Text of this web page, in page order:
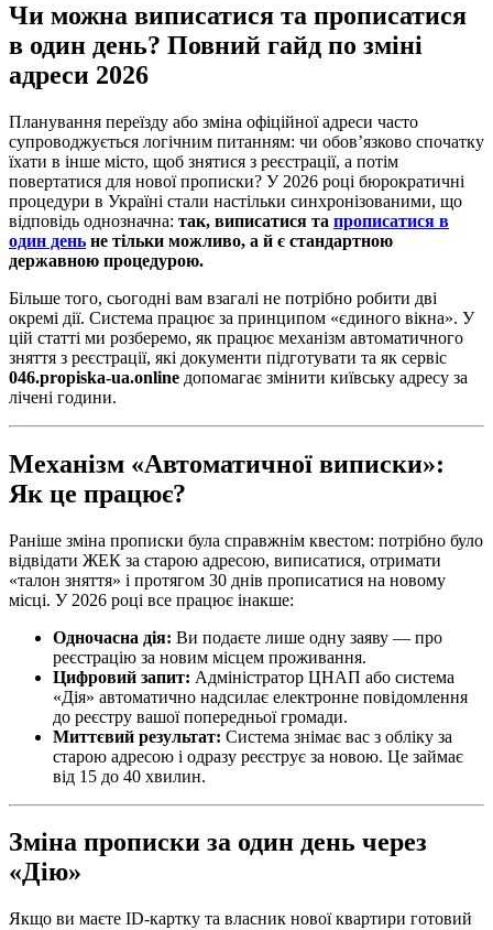
Чи можна виписатися та прописатися
в один день? Повний гайд по зміні
адреси 2026
Планування переїзду або зміна офіційної адреси часто
супроводжується логічним питанням: чи обов’язково спочатку
їхати в інше місто, щоб знятися з реєстрації, а потім
повертатися для нової прописки? У 2026 році бюрократичні
процедури в Україні стали настільки синхронізованими, що
відповідь однозначна: так, виписатися та прописатися в
один день не тільки можливо, а й є стандартною
державною процедурою.
Більше того, сьогодні вам взагалі не потрібно робити дві
окремі дії. Система працює за принципом «єдиного вікна». У
цій статті ми розберемо, як працює механізм автоматичного
зняття з реєстрації, які документи підготувати та як сервіс
046.propiska-ua.online допомагає змінити київську адресу за
лічені години.
Механізм «Автоматичної виписки»:
Як це працює?
Раніше зміна прописки була справжнім квестом: потрібно було
відвідати ЖЕК за старою адресою, виписатися, отримати
«талон зняття» і протягом 30 днів прописатися на новому
місці. У 2026 році все працює інакше:
Одночасна дія: Ви подаєте лише одну заяву — про
реєстрацію за новим місцем проживання.
Цифровий запит: Адміністратор ЦНАП або система
«Дія» автоматично надсилає електронне повідомлення
до реєстру вашої попередньої громади.
Миттєвий результат: Система знімає вас з обліку за
старою адресою і одразу реєструє за новою. Це займає
від 15 до 40 хвилин.
Зміна прописки за один день через
«Дію»
Якщо ви маєте ID-картку та власник нової квартири готовий